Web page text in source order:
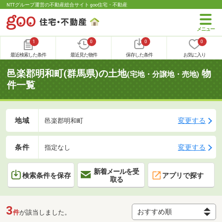
NTTグループ運営の不動産総合サイト goo住宅・不動産
1
最近検索した条件
0
最近見た物件
0
保存した条件
0
お気に入り
邑楽郡明和町(群馬県)の土地(宅地・分譲地・売地) 物
件一覧
地域 邑楽郡明和町 変更する
条件 指定なし 変更する
検索条件を保存
新着メールを受
取る
アプリで探す
3件が該当しました。